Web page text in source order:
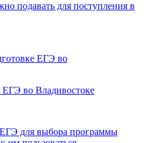
подавать для поступления в
во Владивостоке